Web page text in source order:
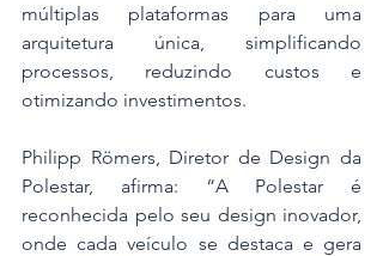
múltiplas plataformas para uma
arquitetura única, simplificando
processos, reduzindo custos e
otimizando investimentos.
Philipp Römers, Diretor de Design da
Polestar, afirma: “A Polestar é
reconhecida pelo seu design inovador,
onde cada veículo se destaca e gera